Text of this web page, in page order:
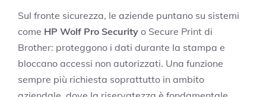
Sul fronte sicurezza, le aziende puntano su sistemi
come HP Wolf Pro Security o Secure Print di
Brother: proteggono i dati durante la stampa e
bloccano accessi non autorizzati. Una funzione
sempre più richiesta soprattutto in ambito